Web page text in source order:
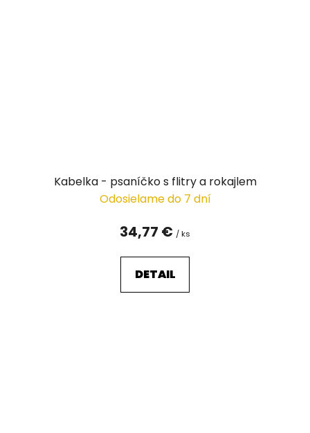
Kabelka - psaníčko s flitry a rokajlem
Odosielame do 7 dní
34,77 € / ks
DETAIL